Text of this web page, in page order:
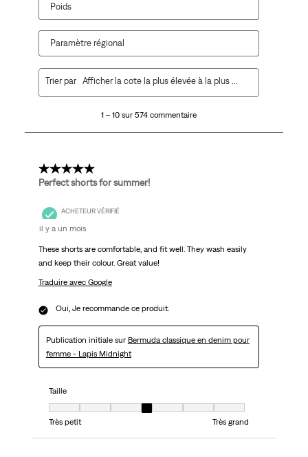
Poids
Paramètre régional
574
1 – 10 sur 574 commentaire
Trier par Afficher la cote la plus élevée à la plus faible
5 étoile(s) sur 5.
Perfect shorts for summer!
ACHETEUR VÉRIFIÉ
il y a un mois
These shorts are comfortable, and fit well. They wash easily
and keep their colour. Great value!
Traduire avec Google
Oui, Je recommande ce produit.
Publication initiale sur Bermuda classique en denim pour
femme - Lapis Midnight
Taille
Taille, 4 sur 7, où 1 est égal à Très petit et 7 est égal à Très grand
Très petit
Très grand